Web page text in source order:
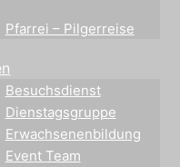
Pfarrei – Pilgerreise
Besuchsdienst
Dienstagsgruppe
Erwachsenenbildung
Event Team